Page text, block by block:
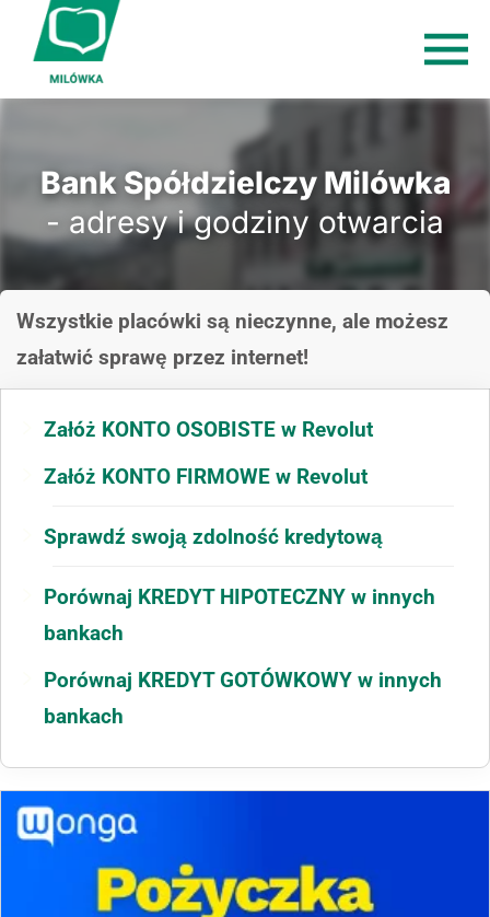
Bank Spółdzielczy Milówka
- adresy i godziny otwarcia
Wszystkie placówki są nieczynne, ale możesz
załatwić sprawę przez internet!
Załóż KONTO OSOBISTE w Revolut
Załóż KONTO FIRMOWE w Revolut
Sprawdź swoją zdolność kredytową
Porównaj KREDYT HIPOTECZNY w innych
bankach
Porównaj KREDYT GOTÓWKOWY w innych
bankach